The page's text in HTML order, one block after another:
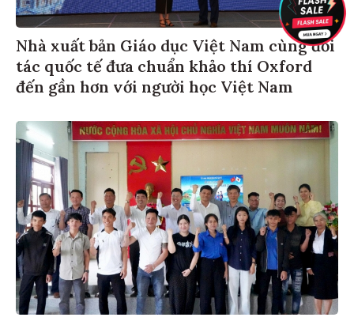
Nhà xuất bản Giáo dục Việt Nam cùng đối
tác quốc tế đưa chuẩn khảo thí Oxford
đến gần hơn với người học Việt Nam